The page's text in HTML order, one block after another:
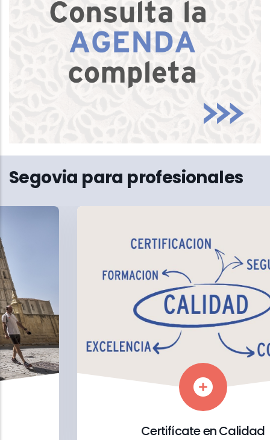
Segovia para profesionales
Certifícate en Calidad